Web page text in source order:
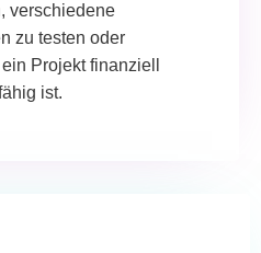
verschiedene
zu testen oder
Projekt finanziell
ist.